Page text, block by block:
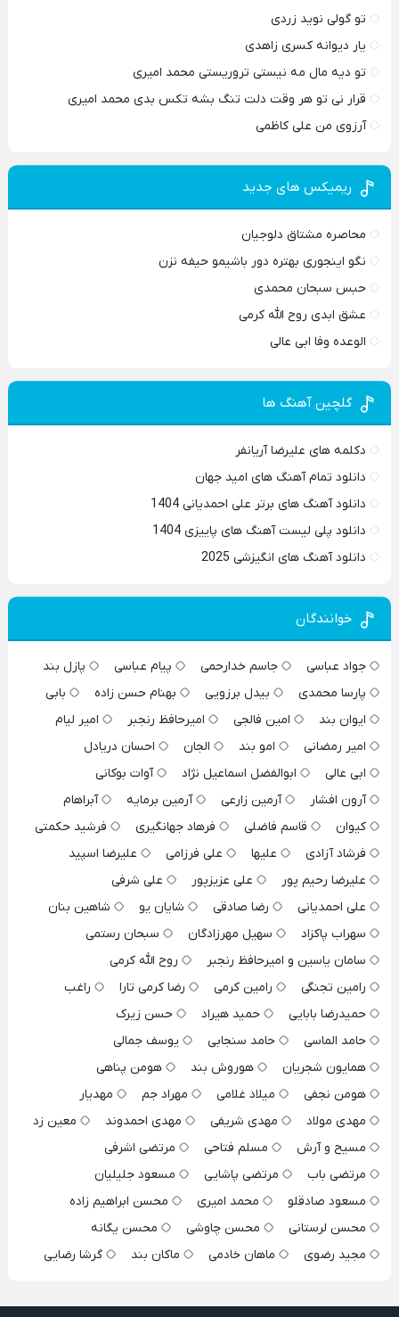
تو گولی نوید زردی
یار دیوانه کسری زاهدی
تو دیه مال مه نیستی تروریستی محمد امیری
قرار نی تو هر وقت دلت تنگ بشه تکس بدی محمد امیری
آرزوی من علی کاظمی
ریمیکس های جدید
محاصره مشتاق دلوجیان
نگو اینجوری بهتره دور باشیمو حیفه نزن
حبس سبحان محمدی
عشق ابدی روح الله کرمی
الوعده وفا ابی عالی
گلچین آهنگ ها
دکلمه های علیرضا آریانفر
دانلود تمام آهنگ های امید جهان
دانلود آهنگ های برتر علی احمدیانی 1404
دانلود پلی لیست آهنگ های پاییزی 1404
دانلود آهنگ های انگیزشی 2025
خوانندگان
جواد عباسی جاسم خدارحمی پیام عباسی
پازل بند
پارسا محمدی
بیدل برزویی بهنام حسن زاده
بابی
ایوان بند
امین فالجی امیرحافظ رنجبر
امیر لیام
امیر رمضانی
امو بند الجان
احسان دریادل
ابی عالی
ابوالفضل اسماعیل نژاد
آوات بوکانی
آرون افشار
آرمین زارعی آرمین برمایه
آبراهام
کیوان
قاسم فاضلی فرهاد جهانگیری
فرشید حکمتی
فرشاد آزادی
علیها علی فرزامی
علیرضا اسپید
علیرضا رحیم پور
علی عزیزپور
علی شرفی
علی احمدیانی
رضا صادقی شایان یو
شاهین بنان
سهراب پاکزاد
سهیل مهرزادگان
سبحان رستمی
سامان یاسین و امیرحافظ رنجبر
روح الله کرمی
رامین تجنگی
رامین کرمی رضا کرمی تارا
راغب
حمیدرضا بابایی
حمید هیراد
حسن زیرک
حامد الماسی
حامد سنجابی
یوسف جمالی
همایون شجریان
هوروش بند
هومن پناهی
هومن نجفی
میلاد غلامی مهراد جم
مهدیار
مهدی مولاد
مهدی شریفی مهدی احمدوند
معین زد
مسیح و آرش
مسلم فتاحی
مرتضی اشرفی
مرتضی باب
مرتضی پاشایی
مسعود جلیلیان
مسعود صادقلو
محمد امیری
محسن ابراهیم زاده
محسن لرستانی
محسن چاوشی
محسن یگانه
مجید رضوی
ماهان خادمی ماکان بند گرشا رضایی